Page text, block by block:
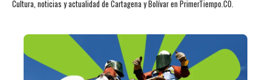
Cultura, noticias y actualidad de Cartagena y Bolívar en PrimerTiempo.CO.